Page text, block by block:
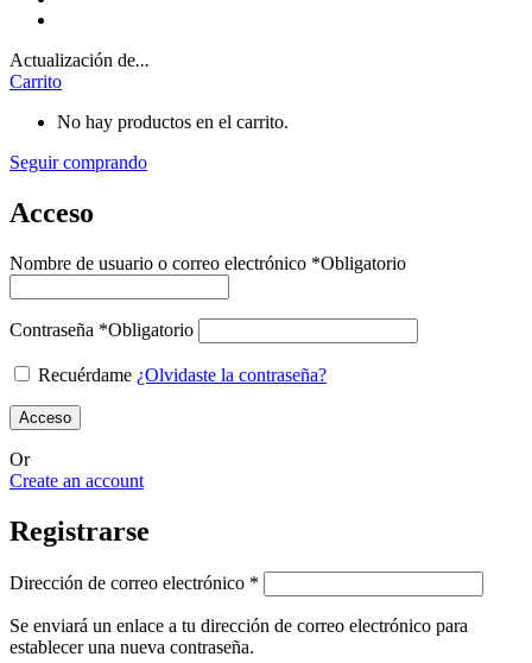
Actualización de...
Carrito
No hay productos en el carrito.
Seguir comprando
Acceso
Nombre de usuario o correo electrónico *Obligatorio
Contraseña *Obligatorio
Recuérdame ¿Olvidaste la contraseña?
Acceso
Or
Create an account
Registrarse
Dirección de correo electrónico *
Se enviará un enlace a tu dirección de correo electrónico para
establecer una nueva contraseña.